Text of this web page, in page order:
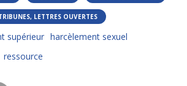
LETTRES OUVERTES
supérieur harcèlement sexuel
ressource